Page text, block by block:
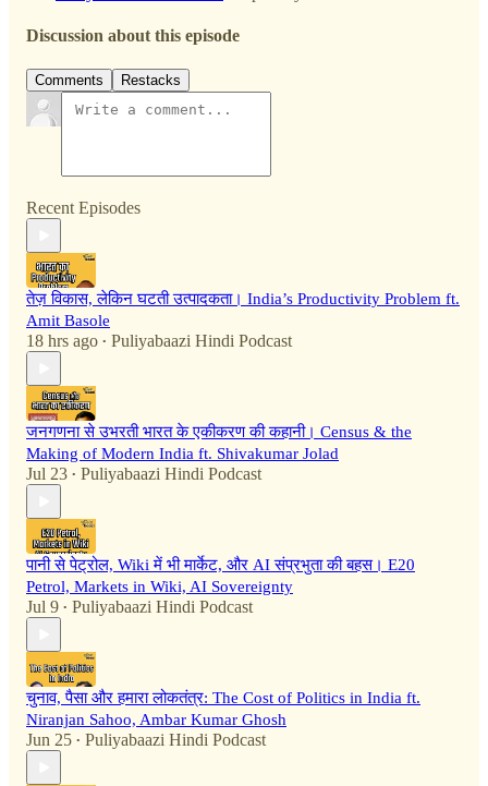
Discussion about this episode
Comments Restacks
Recent Episodes
तेज़ विकास, लेकिन घटती उत्पादकता। India’s Productivity Problem ft.
Amit Basole
18 hrs ago • Puliyabaazi Hindi Podcast
जनगणना से उभरती भारत के एकीकरण की कहानी। Census & the
Making of Modern India ft. Shivakumar Jolad
Jul 23 • Puliyabaazi Hindi Podcast
पानी से पेट्रोल, Wiki में भी मार्केट, और AI संप्रभुता की बहस। E20
Petrol, Markets in Wiki, AI Sovereignty
Jul 9 • Puliyabaazi Hindi Podcast
चुनाव, पैसा और हमारा लोकतंत्र: The Cost of Politics in India ft.
Niranjan Sahoo, Ambar Kumar Ghosh
Jun 25 • Puliyabaazi Hindi Podcast